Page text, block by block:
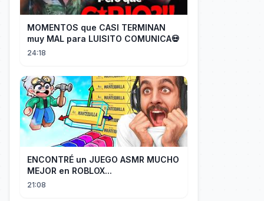
MOMENTOS que CASI TERMINAN
muy MAL para LUISITO COMUNICA💀
24:18
ENCONTRÉ un JUEGO ASMR MUCHO
MEJOR en ROBLOX...
21:08